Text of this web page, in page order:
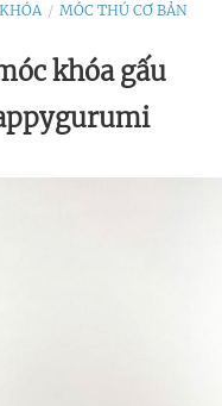
MÓC THÚ CƠ BẢN
khóa gấu